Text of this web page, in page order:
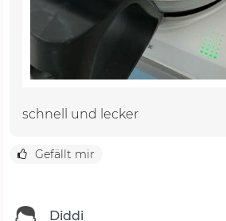
schnell und lecker
Gefällt mir
Diddi